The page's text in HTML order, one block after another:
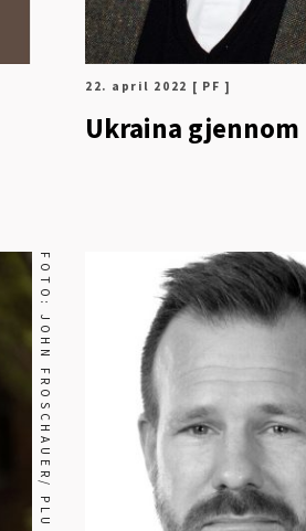
22. april 2022 [ PF ]
Ukraina gjennom
FOTO: JOHN FROSCHAUER/ PLU